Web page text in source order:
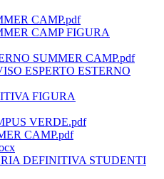
CAMP.pdf
CAMP FIGURA
SUMMER CAMP.pdf
ESPERTO ESTERNO
FIGURA
VERDE.pdf
CAMP.pdf
DEFINITIVA STUDENTI